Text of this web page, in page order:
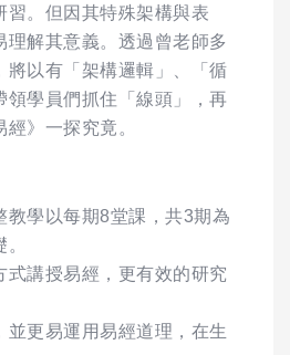
習。但因其特殊架構與表
理解其意義。透過曾老師多
將以有「架構邏輯」、「循
領學員們抓住「線頭」，再
經》一探究竟。
教學以每期8堂課，共3期為
式講授易經，更有效的研究
並更易運用易經道理，在生